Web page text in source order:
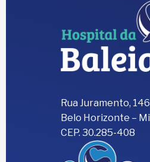
Rua Juramento,
Belo Horizonte –
CEP. 30.285-408